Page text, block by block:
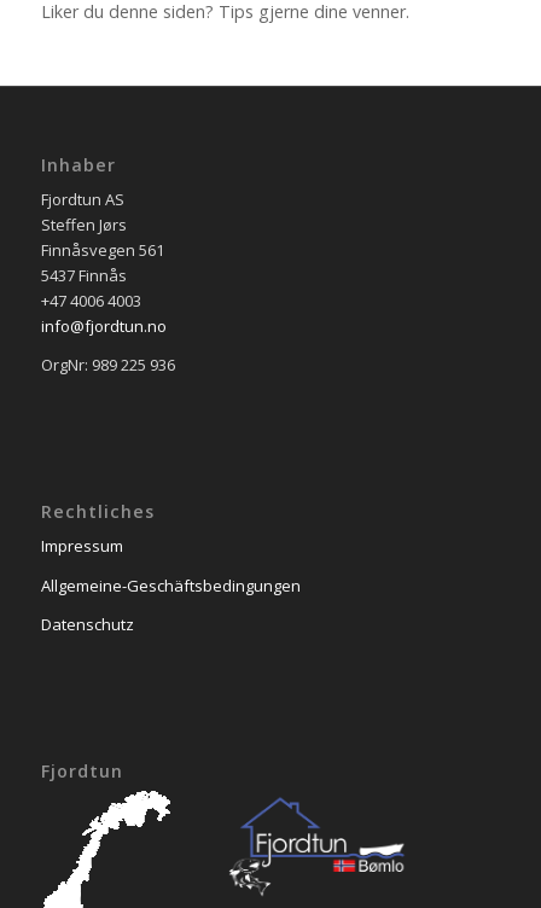
Liker du denne siden? Tips gjerne dine venner.
Inhaber
Fjordtun AS
Steffen Jørs
Finnåsvegen 561
5437 Finnås
+47 4006 4003
info@fjordtun.no
OrgNr: 989 225 936
Rechtliches
Impressum
Allgemeine-Geschäftsbedingungen
Datenschutz
Fjordtun